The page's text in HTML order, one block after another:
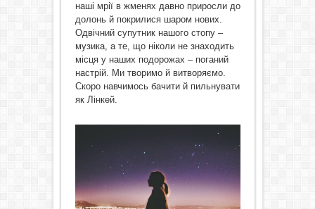
наші мрії в жменях давно приросли до
долонь й покрилися шаром нових.
Одвічний супутник нашого стопу –
музика, а те, що ніколи не знаходить
місця у наших подорожах – поганий
настрій. Ми творимо й витворяємо.
Скоро навчимось бачити й пильнувати
як Лінкей.